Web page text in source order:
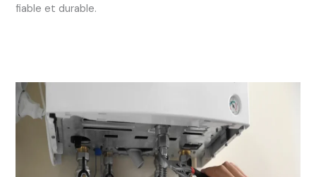
fiable et durable.